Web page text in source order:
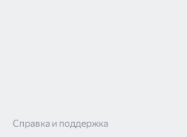
Справка и поддержка